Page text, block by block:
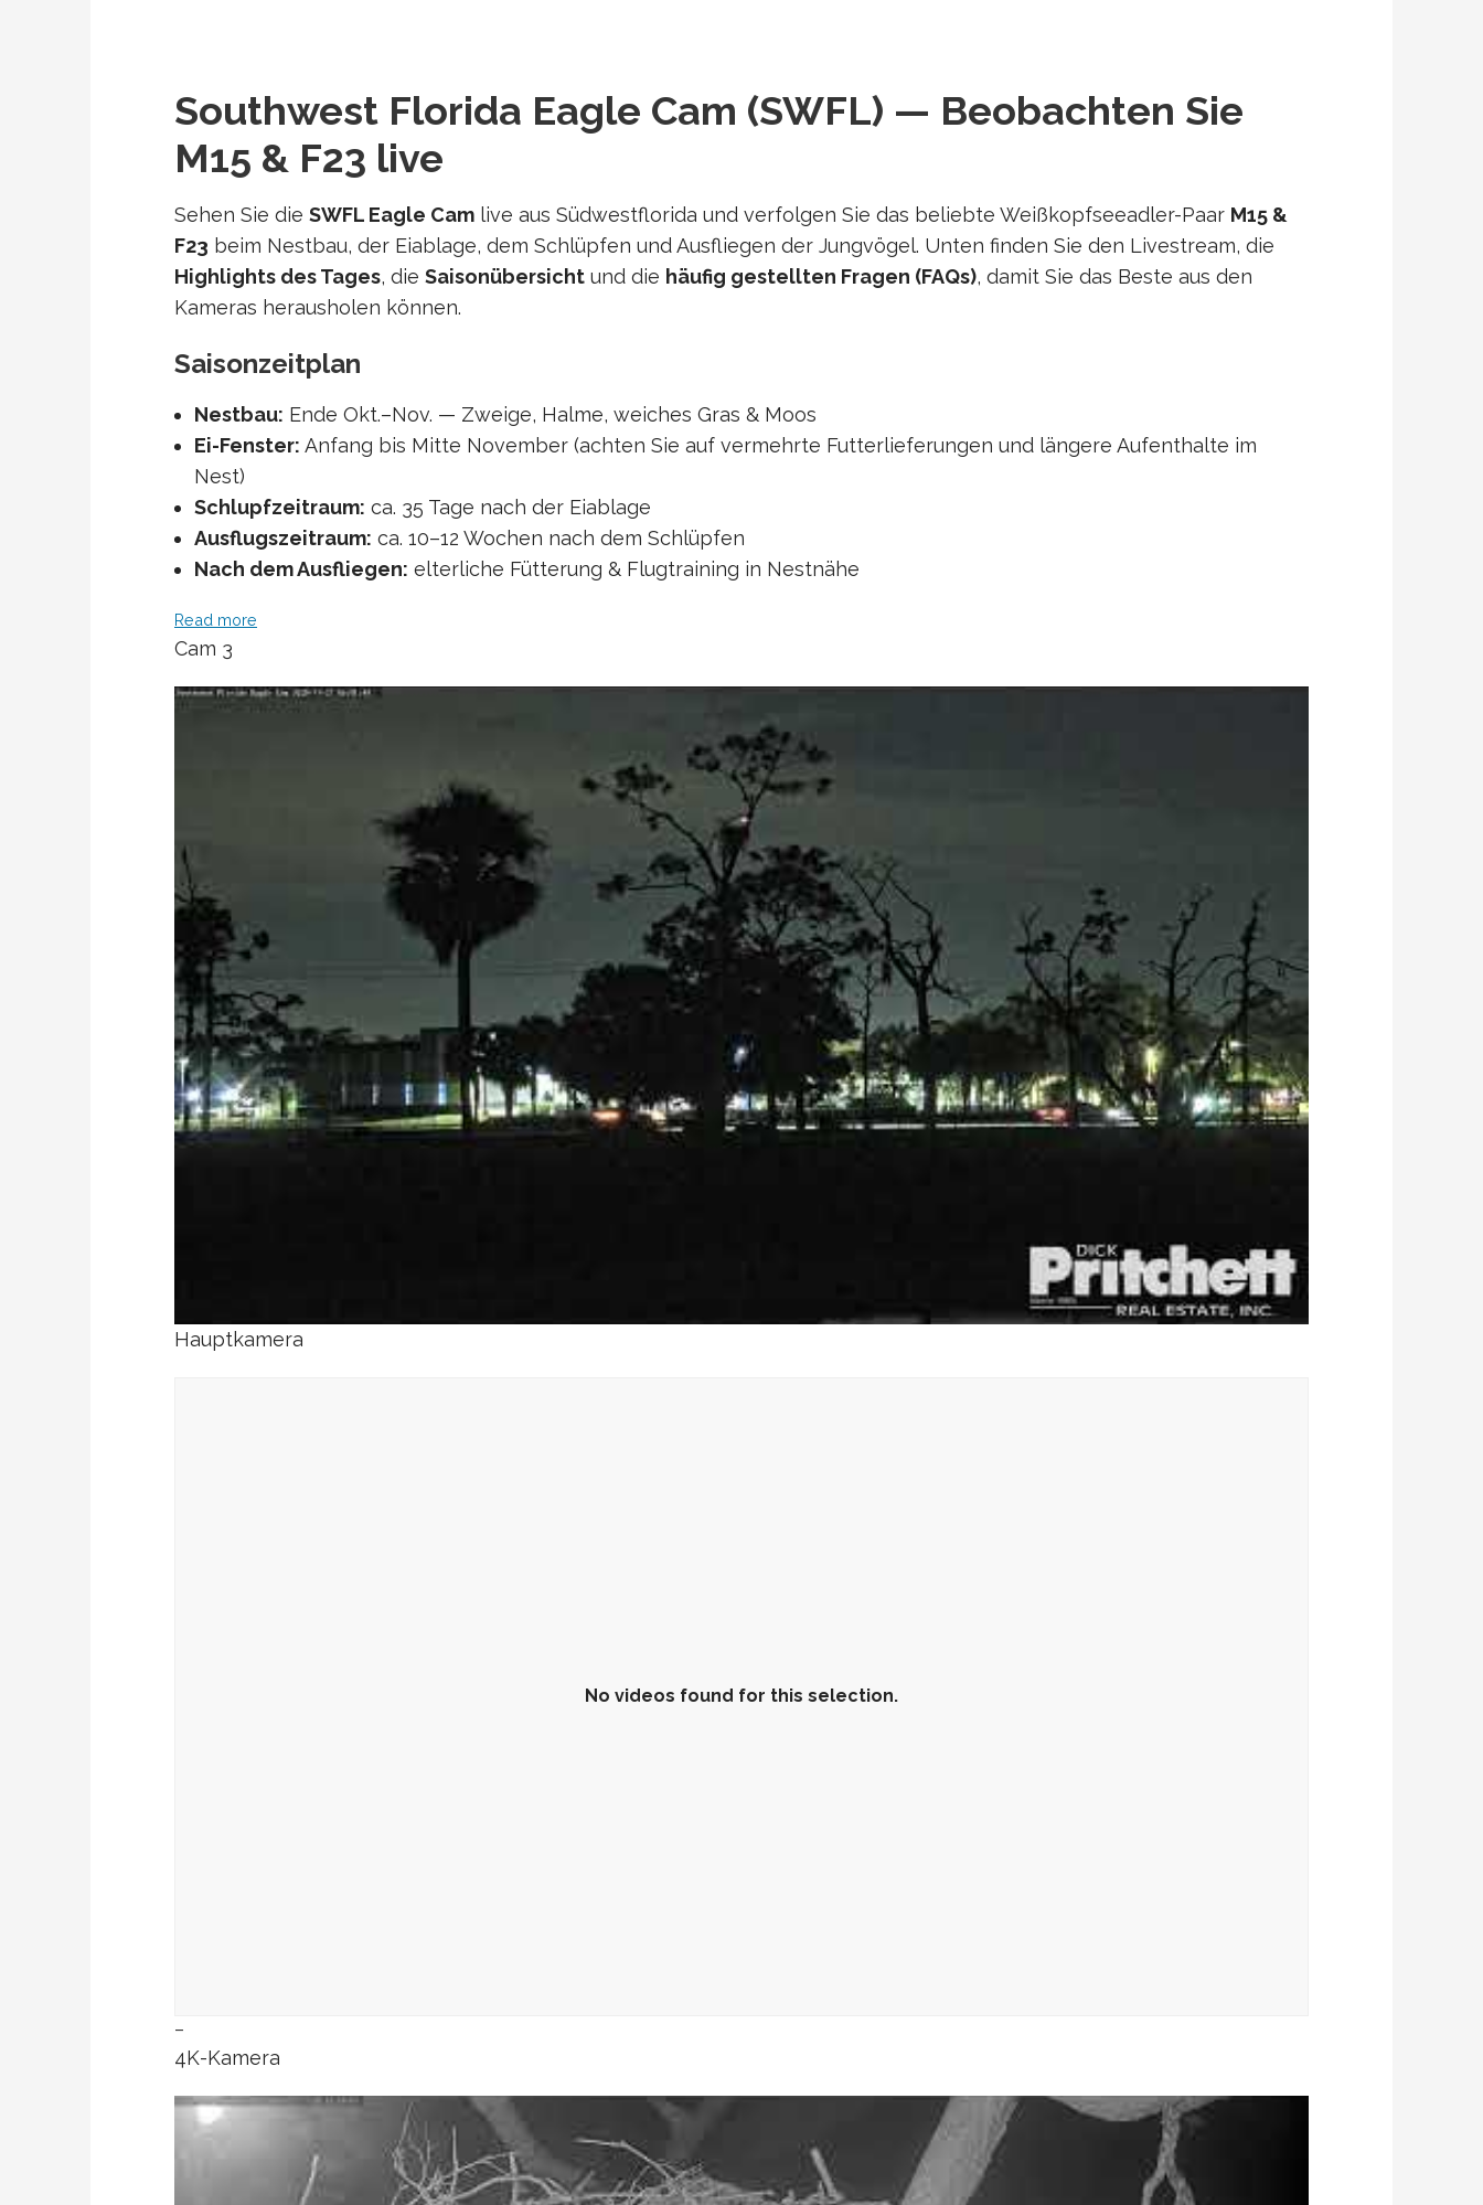
Southwest Florida Eagle Cam (SWFL) — Beobachten Sie
M15 & F23 live
Sehen Sie die SWFL Eagle Cam live aus Südwestflorida und verfolgen Sie das beliebte Weißkopfseeadler-Paar M15 &
F23 beim Nestbau, der Eiablage, dem Schlüpfen und Ausfliegen der Jungvögel. Unten finden Sie den Livestream, die
Highlights des Tages, die Saisonübersicht und die häufig gestellten Fragen (FAQs), damit Sie das Beste aus den
Kameras herausholen können.
Saisonzeitplan
Nestbau: Ende Okt.–Nov. — Zweige, Halme, weiches Gras & Moos
Ei-Fenster: Anfang bis Mitte November (achten Sie auf vermehrte Futterlieferungen und längere Aufenthalte im
Nest)
Schlupfzeitraum: ca. 35 Tage nach der Eiablage
Ausflugszeitraum: ca. 10–12 Wochen nach dem Schlüpfen
Nach dem Ausfliegen: elterliche Fütterung & Flugtraining in Nestnähe
Read more
Cam 3
Hauptkamera
No videos found for this selection.
–
4K-Kamera